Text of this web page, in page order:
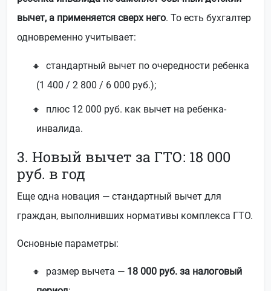
вычет, а применяется сверх него. То есть бухгалтер
одновременно учитывает:
стандартный вычет по очередности ребенка
(1 400 / 2 800 / 6 000 руб.);
плюс 12 000 руб. как вычет на ребенка-
инвалида.
3. Новый вычет за ГТО: 18 000
руб. в год
Еще одна новация — стандартный вычет для
граждан, выполнивших нормативы комплекса ГТО.
Основные параметры:
размер вычета — 18 000 руб. за налоговый